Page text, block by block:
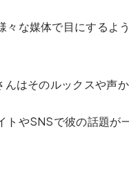
々な媒体で目にするよ
はそのルックスや声
トやSNSで彼の話題が